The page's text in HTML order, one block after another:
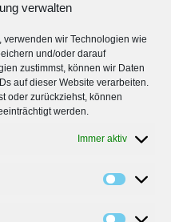
verwalten
wir Technologien wie
und/oder darauf
zustimmst, können wir Daten
auf dieser Website verarbeiten.
oder zurückziehst, können
werden.
Immer aktiv